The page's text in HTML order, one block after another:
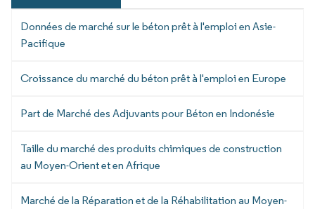
Données de marché sur le béton prêt à l'emploi en Asie-
Pacifique
Croissance du marché du béton prêt à l'emploi en Europe
Part de Marché des Adjuvants pour Béton en Indonésie
Taille du marché des produits chimiques de construction
au Moyen-Orient et en Afrique
Marché de la Réparation et de la Réhabilitation au Moyen-